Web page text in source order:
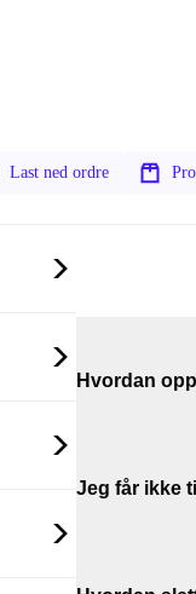
Last ned ordre
Hvordan
Jeg får ikke